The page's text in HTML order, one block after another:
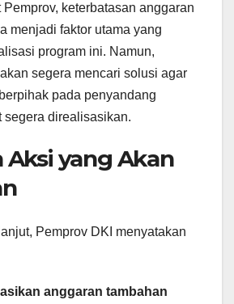
Pemprov, keterbatasan anggaran
menjadi faktor utama yang
program ini. Namun,
segera mencari solusi agar
pada penyandang
segera direalisasikan.
Aksi yang Akan
Pemprov DKI menyatakan
anggaran tambahan